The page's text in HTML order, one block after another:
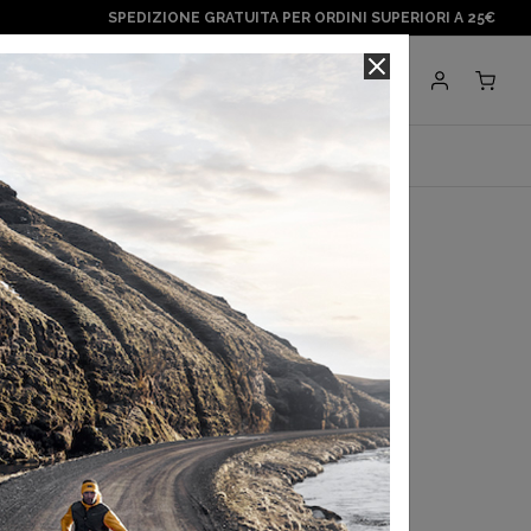
SPEDIZIONE GRATUITA PER ORDINI SUPERIORI A 25€
BRANDS
001A Man
conKlarna.Scopri di più
in 3 rate conScalapay Scopri di più